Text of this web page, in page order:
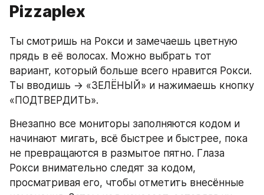
Pizzaplex
Ты смотришь на Рокси и замечаешь цветную
прядь в её волосах. Можно выбрать тот
вариант, который больше всего нравится Рокси.
Ты вводишь → «ЗЕЛЁНЫЙ» и нажимаешь кнопку
«ПОДТВЕРДИТЬ».
Внезапно все мониторы заполняются кодом и
начинают мигать, всё быстрее и быстрее, пока
не превращаются в размытое пятно. Глаза
Рокси внимательно следят за кодом,
просматривая его, чтобы отметить внесённые